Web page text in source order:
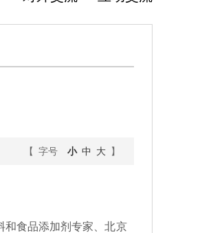
【 字号 小 中 大】
和食品添加剂专家、北京